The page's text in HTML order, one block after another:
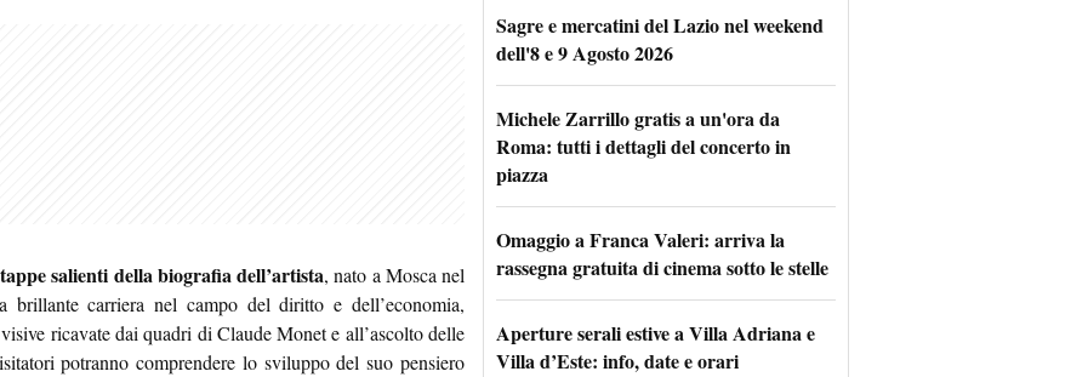
salienti della biografia dell’artista, nato a Mosca nel
brillante carriera nel campo del diritto e dell’economia,
ricavate dai quadri di Claude Monet e all’ascolto delle
potranno comprendere lo sviluppo del suo pensiero
Sagre e mercatini del Lazio nel weekend
dell'8 e 9 Agosto 2026
Michele Zarrillo gratis a un'ora da
Roma: tutti i dettagli del concerto in
piazza
Omaggio a Franca Valeri: arriva la
rassegna gratuita di cinema sotto le stelle
Aperture serali estive a Villa Adriana e
Villa d’Este: info, date e orari